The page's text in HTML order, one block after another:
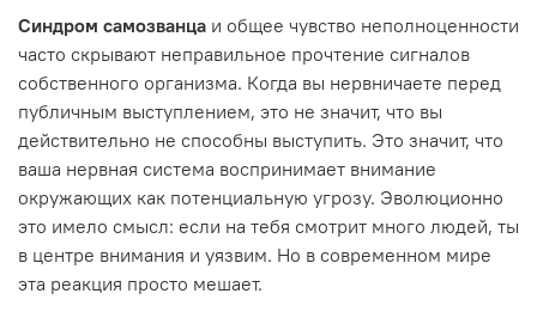
Синдром самозванца и общее чувство неполноценности
часто скрывают неправильное прочтение сигналов
собственного организма. Когда вы нервничаете перед
публичным выступлением, это не значит, что вы
действительно не способны выступить. Это значит, что
ваша нервная система воспринимает внимание
окружающих как потенциальную угрозу. Эволюционно
это имело смысл: если на тебя смотрит много людей, ты
в центре внимания и уязвим. Но в современном мире
эта реакция просто мешает.